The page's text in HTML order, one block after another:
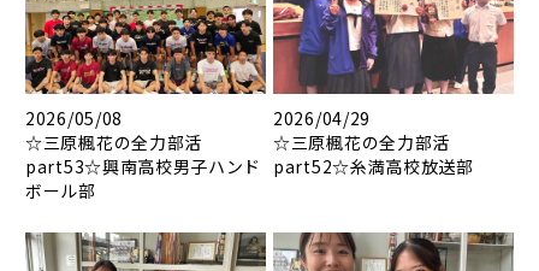
2026/05/08
☆三原楓花の全力部活
part53☆興南高校男子ハンド
ボール部
2026/04/29
☆三原楓花の全力部活
part52☆糸満高校放送部